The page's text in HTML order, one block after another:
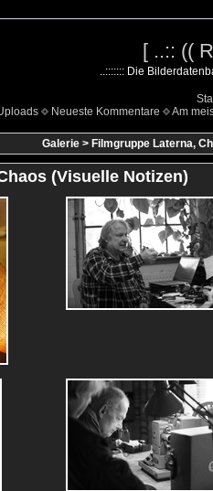
[ ..:: ((
..::::::: Die
Neueste Kommentare Am
Galerie> Filmgruppe Laterna,
(Visuelle Notizen)